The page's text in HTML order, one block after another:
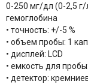
0-250 мг/дл (0-2,5 г/
гемоглобина
• точность: +/-5 %
• объем пробы: 1
• дисплей: LCD
• емкость для
• детектор: